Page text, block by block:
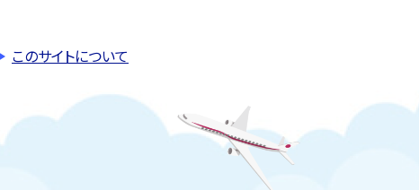
このサイトについて